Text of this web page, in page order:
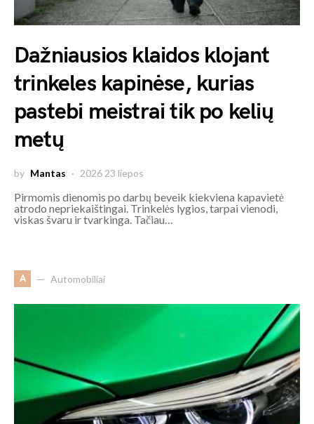
Dažniausios klaidos klojant
trinkeles kapinėse, kurias
pastebi meistrai tik po kelių
metų
by Mantas 2026 23 liepos
Pirmomis dienomis po darbų beveik kiekviena kapavietė
atrodo nepriekaištingai. Trinkelės lygios, tarpai vienodi,
viskas švaru ir tvarkinga. Tačiau…
A Automobiliai